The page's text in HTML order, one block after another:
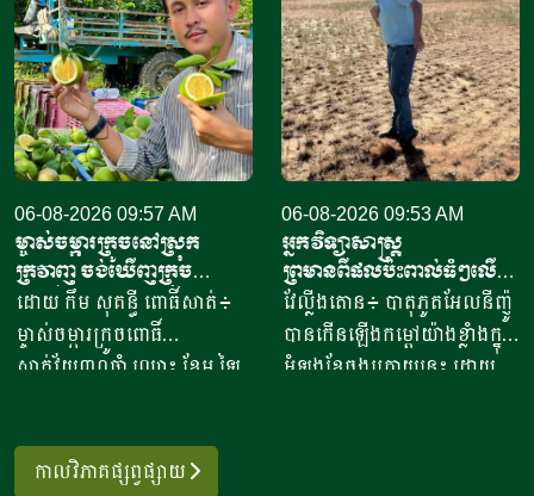
រហូតដល់ជិត៦២ភាគរយនៃ
បរិមាណនាំចូលសរុប។ ការនាំ
ចូលនេះ មានតម្លៃទឹកប្រាក់
ប្រមាណពី១៩០ ទៅ២០៥លាន
ដុល្លារ ខណៈពេលការនាំចូល
សាច់ និងគ្រឿងក្នុង បានកើន
ឡើងពី២៦ ទៅ៣៧,៦ភាគរយ
ប្រៀបធៀបនឹងរយៈពេលដូចគ្នា
កាលពីឆ្នាំ២០២៥។ សមាគម
បសុសត្វបានឱ្យដឹងថា ការកាត់
បន្ថយពន្ធគយក្រោមពាណិជ្ជកម្ម
សេរី បានបង្កើនសមត្ថភាពប្រកួត
ជាមុខទំនិញនាំចូលធំបំផុត ដែល
កិច្ចនៅប្រទេសម៉ុលដូវ៉ា ចាប់ពី
ថ្ងៃទី២ ដល់ទី៧ ខែសីហា
ឆ្នាំ២០២៦ ដើម្បីពង្រឹងកិច្ចសហ
ប្រតិបត្តិការរវាងប្រទេសទាំងពីរ
លើវិស័យស្រាវជ្រាវវិទ្យាសាស្ត្រ
បច្ចេកវិទ្យាកសិកម្មទំនើប និងការ
គ្រប់គ្រងសត្វល្អិតចង្រៃ។
មន្ត្រីអាហ្វហ្គានីស្ថានមានបំណង
ប្រើប្រាស់ជំនាញ និងបទ
ពិសោធន៍របស់អឺរ៉ុប ដើម្បីពង្រឹង
សមត្ថភាពស្រាវជ្រាវរបស់ខ្លួន
និងលើកកម្ពស់ការអភិវឌ្ឍ
06-08-2026 09:57 AM
ម្ចាស់ចម្ការក្រូចនៅស្រុក
ក្រវាញ ចង់ឃើញក្រូច
ពោធិ៍សាត់មានម៉ាកសម្គាល់
សមូហភាព
ដោយ កឹម សុគន្ធី ពោធិ៍សាត់៖
ម្ចាស់ចម្ការក្រូចពោធិ៍
សាត់វ័យ៣០ឆ្នាំ ឈ្មោះ ខែម ឡៃ
អះអាងថា ទីផ្សារក្រូចពោធិ៍សាត់
06-08-2026 09:53 AM
អ្នកវិទ្យាសាស្ត្រ
ព្រមានពីផលប៉ះពាល់ធំៗលើ
ប្រទេសនូវែលសេឡង់ ទោះបី
មិនទាន់កើតឡើងក៏ដោយ
វែល្លីងតោន៖ បាតុភូតអែលនីញ៉ូ
បានកើនឡើងកម្ដៅយ៉ាងខ្លាំងក្នុង
អំឡុងខែចុងក្រោយនេះ ដោយ
កាលវិភាគផ្សព្វផ្សាយ